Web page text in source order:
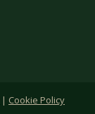
| Cookie Policy